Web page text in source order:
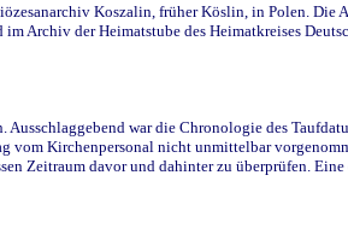
Koszalin, früher Köslin, in Polen.
Archiv der Heimatstube des Heimatkreises
war die Chronologie des
vom Kirchenpersonal nicht unmittelbar
Zeitraum davor und dahinter zu überprüfen.